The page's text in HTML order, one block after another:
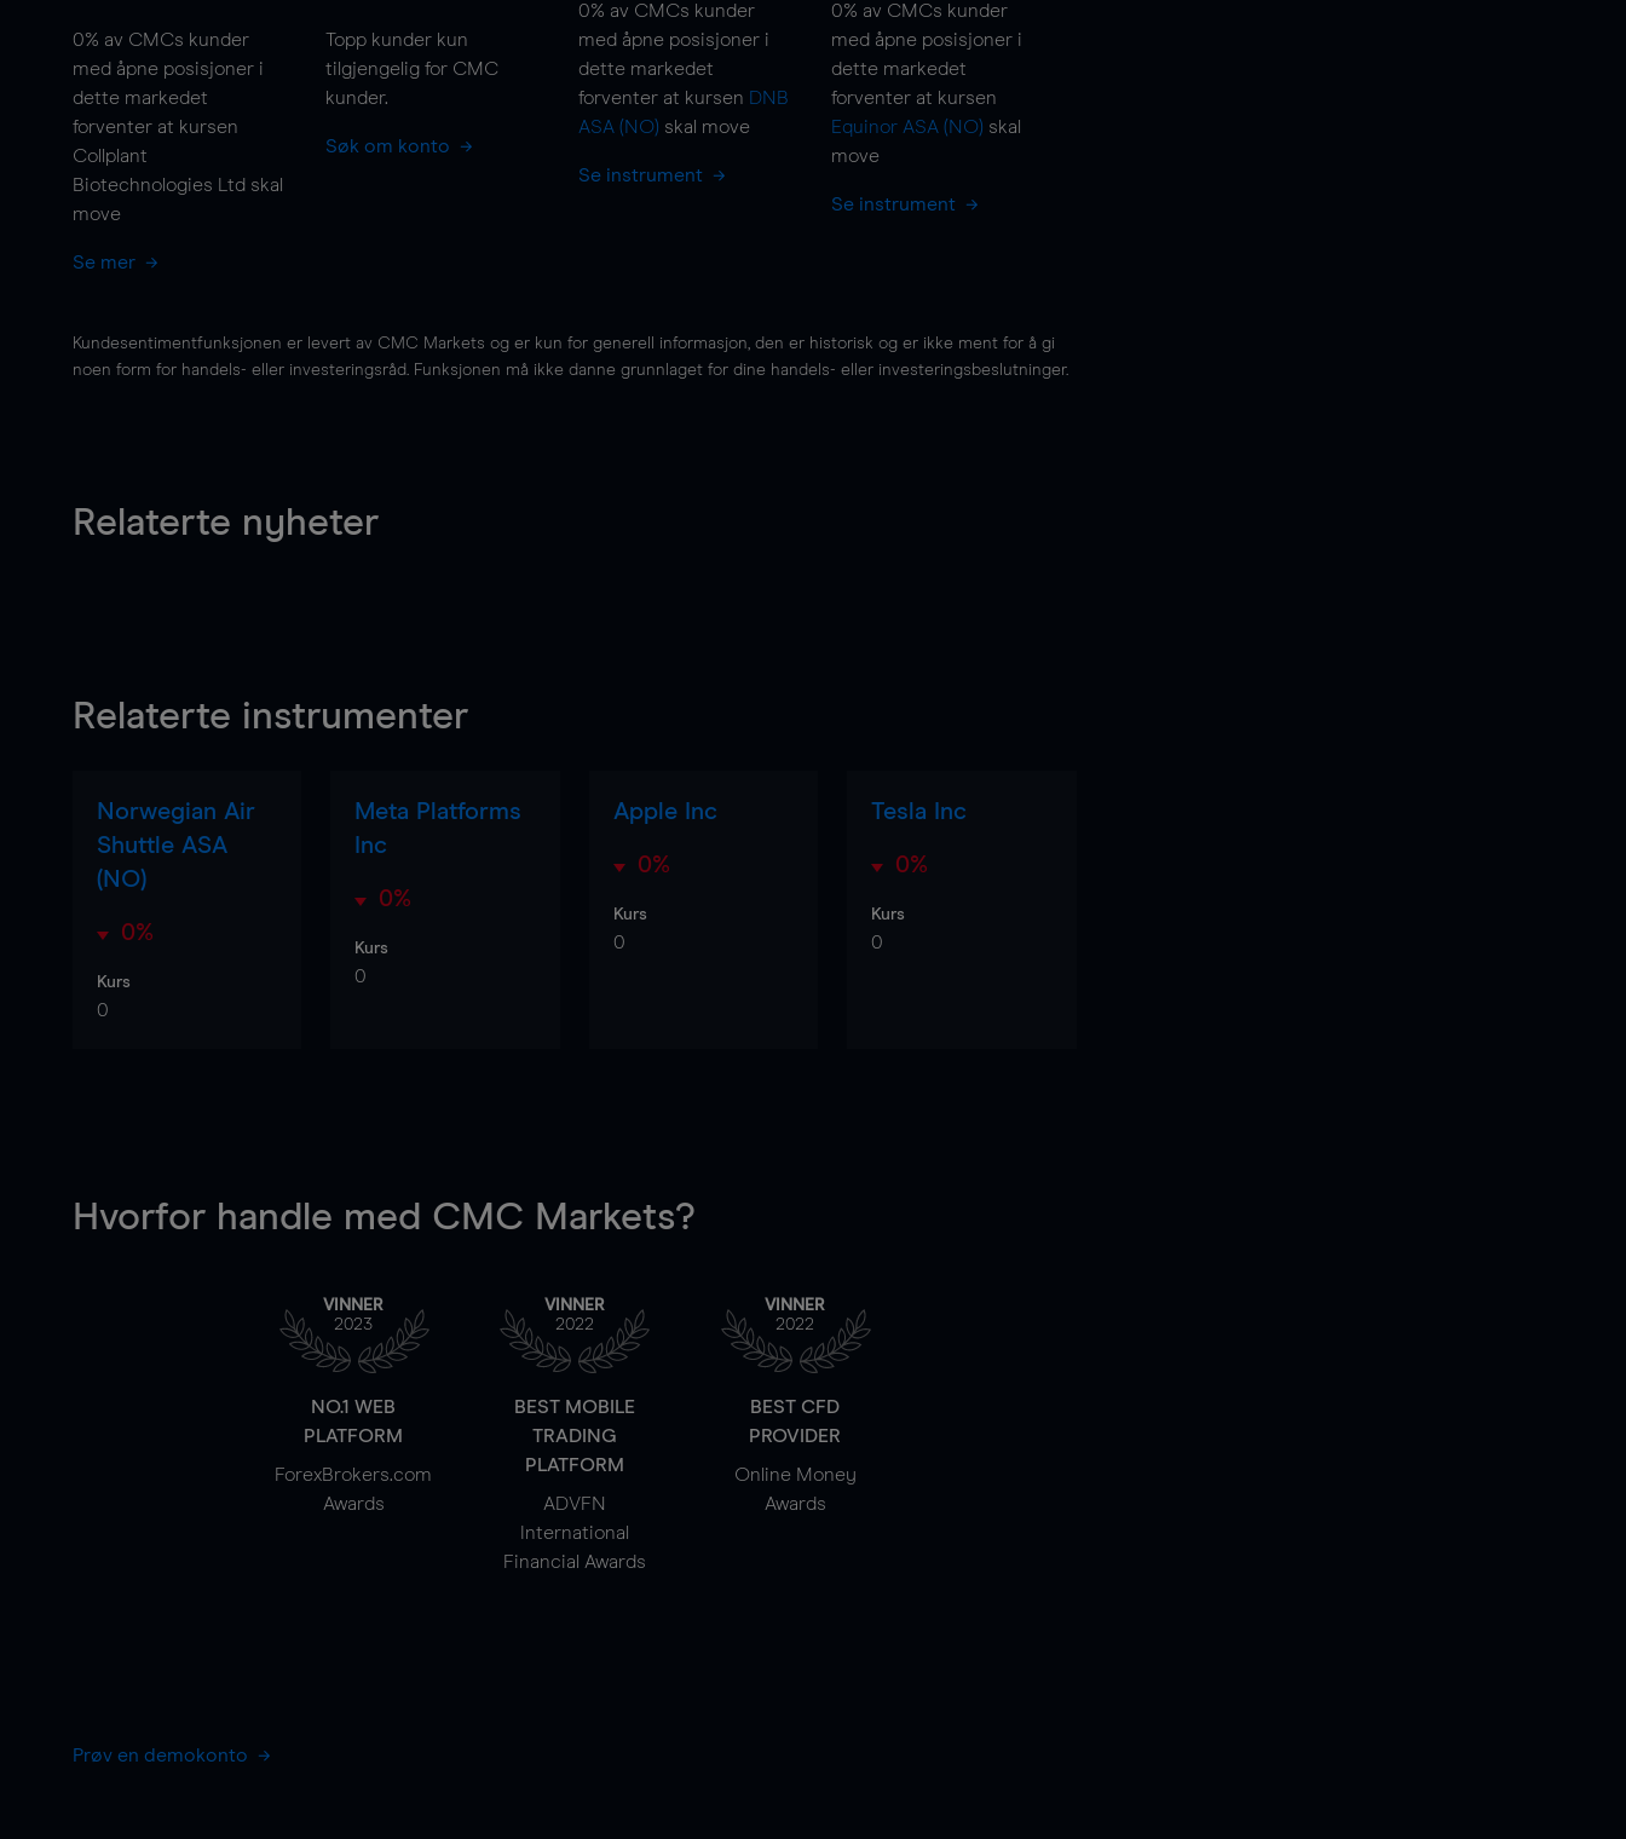
0% av CMCs kunder
med åpne posisjoner i
dette markedet
forventer at kursen
Collplant
Biotechnologies Ltd skal
move
Se mer
Topp kunder kun
tilgjengelig for CMC
kunder.
Søk om konto
0% av CMCs kunder
med åpne posisjoner i
dette markedet
forventer at kursen DNB
ASA (NO) skal move
Se instrument
0% av CMCs kunder
med åpne posisjoner i
dette markedet
forventer at kursen
Equinor ASA (NO) skal
move
Se instrument
Kundesentimentfunksjonen er levert av CMC Markets og er kun for generell informasjon, den er historisk og er ikke ment for å gi
noen form for handels- eller investeringsråd. Funksjonen må ikke danne grunnlaget for dine handels- eller investeringsbeslutninger.
Relaterte nyheter
Relaterte instrumenter
Norwegian Air
Shuttle ASA
(NO)
0%
Kurs
0
Meta Platforms
Inc
0%
Kurs
0
Apple Inc
0%
Kurs
0
Tesla Inc
0%
Kurs
0
Hvorfor handle med CMC Markets?
VINNER
2023
NO.1 WEB
PLATFORM
ForexBrokers.com
Awards
VINNER
2022
BEST MOBILE
TRADING
PLATFORM
ADVFN
International
Financial Awards
VINNER
2022
BEST CFD
PROVIDER
Online Money
Awards
Prøv en demokonto